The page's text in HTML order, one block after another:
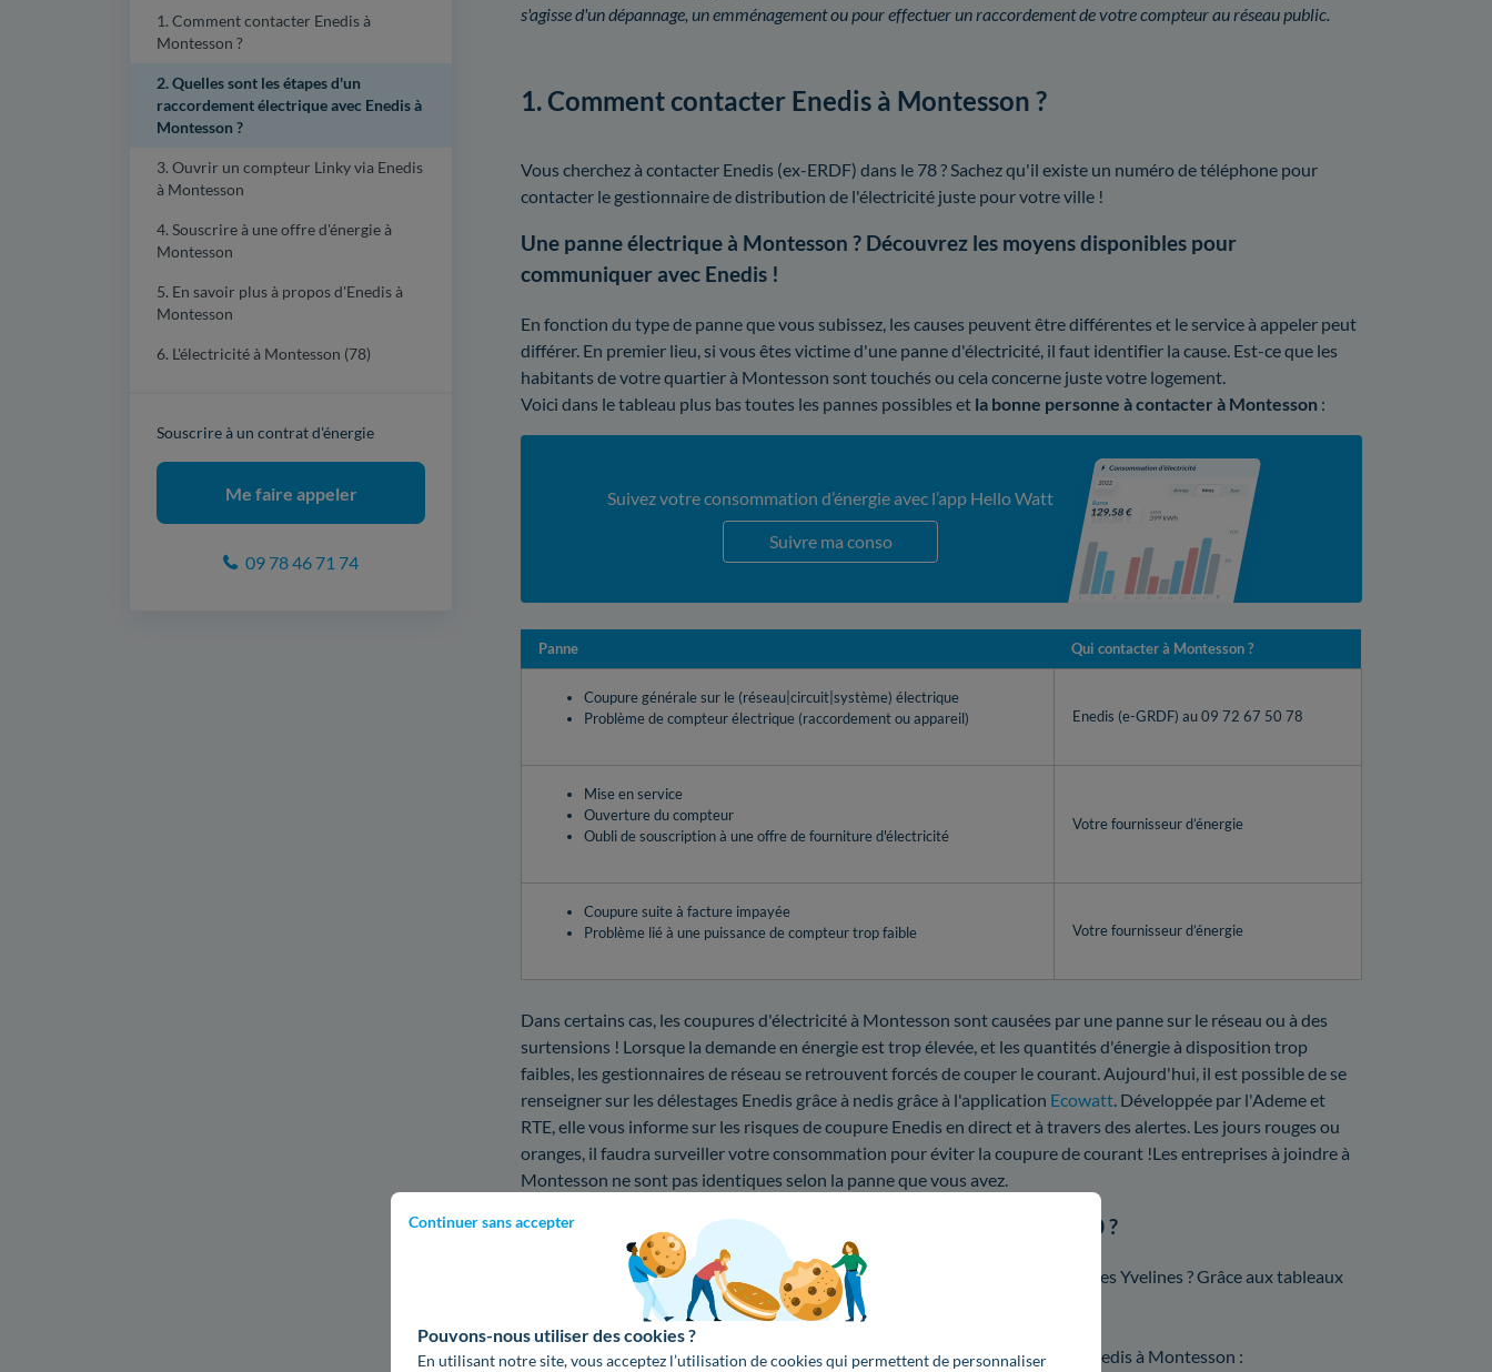
Continuer sans accepter
Pouvons-nous utiliser des cookies ?
En utilisant notre site, vous acceptez l’utilisation de cookies qui permettent de personnaliser
1. Comment contacter Enedis à
Montesson ?
2. Quelles sont les étapes d'un
raccordement électrique avec Enedis à
Montesson ?
3. Ouvrir un compteur Linky via Enedis
à Montesson
4. Souscrire à une offre d'énergie à
Montesson
5. En savoir plus à propos d'Enedis à
Montesson
6. L'électricité à Montesson (78)
Souscrire à un contrat d'énergie
Me faire appeler
09 78 46 71 74
s'agisse d'un dépannage, un emménagement ou pour effectuer un raccordement de votre compteur au réseau public.
1. Comment contacter Enedis à Montesson ?
Vous cherchez à contacter Enedis (ex-ERDF) dans le 78 ? Sachez qu'il existe un numéro de téléphone pour
contacter le gestionnaire de distribution de l'électricité juste pour votre ville !
Une panne électrique à Montesson ? Découvrez les moyens disponibles pour
communiquer avec Enedis !
En fonction du type de panne que vous subissez, les causes peuvent être différentes et le service à appeler peut
différer. En premier lieu, si vous êtes victime d'une panne d'électricité, il faut identifier la cause. Est-ce que les
habitants de votre quartier à Montesson sont touchés ou cela concerne juste votre logement.
Voici dans le tableau plus bas toutes les pannes possibles et la bonne personne à contacter à Montesson :
Suivez votre consommation d’énergie avec l’app Hello Watt
Suivre ma conso
Panne Qui contacter à Montesson ?
Coupure générale sur le (réseau|circuit|système) électrique
Problème de compteur électrique (raccordement ou appareil)
Enedis (e-GRDF) au 09 72 67 50 78
Mise en service
Ouverture du compteur
Oubli de souscription à une offre de fourniture d'électricité
Votre fournisseur d’énergie
Coupure suite à facture impayée
Problème lié à une puissance de compteur trop faible
Votre fournisseur d’énergie
Dans certains cas, les coupures d'électricité à Montesson sont causées par une panne sur le réseau ou à des
surtensions ! Lorsque la demande en énergie est trop élevée, et les quantités d'énergie à disposition trop
faibles, les gestionnaires de réseau se retrouvent forcés de couper le courant. Aujourd'hui, il est possible de se
renseigner sur les délestages Enedis grâce à nedis grâce à l'application Ecowatt. Développée par l'Ademe et
RTE, elle vous informe sur les risques de coupure Enedis en direct et à travers des alertes. Les jours rouges ou
oranges, il faudra surveiller votre consommation pour éviter la coupure de courant !Les entreprises à joindre à
Montesson ne sont pas identiques selon la panne que vous avez.
Quel prix pour un dépannage en cas de coupure dans le 78360 ?
Vous désirez connaître les prix d'un dépannage d'électricité par Enedis dans les Yvelines ? Grâce aux tableaux
plus bas, trouvez les renseignements sur le prix d'un tel service :
Changer la puissance de votre compteur électrique
Calculez votre facture pour un changement de puissance de compteur par Enedis à Montesson :